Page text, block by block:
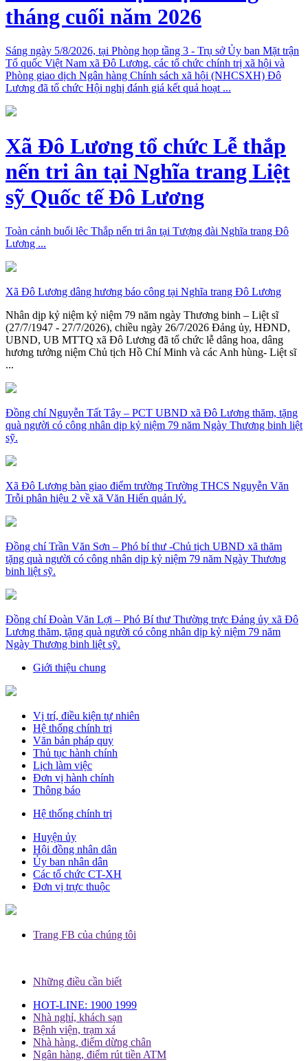
tháng cuối năm 2026
Sáng ngày 5/8/2026, tại Phòng họp tầng 3 - Trụ sở Ủy ban Mặt trận
Tổ quốc Việt Nam xã Đô Lương, các tổ chức chính trị xã hội và
Phòng giao dịch Ngân hàng Chính sách xã hội (NHCSXH) Đô
Lương đã tổ chức Hội nghị đánh giá kết quả hoạt ...
Xã Đô Lương tổ chức Lễ thắp
nến tri ân tại Nghĩa trang Liệt
sỹ Quốc tế Đô Lương
Toàn cảnh buổi lêc Thắp nến tri ân tại Tượng đài Nghĩa trang Đô
Lương ...
Xã Đô Lương dâng hương báo công tại Nghĩa trang Đô Lương
Nhân dịp kỷ niệm kỷ niệm 79 năm ngày Thương binh – Liệt sĩ
(27/7/1947 - 27/7/2026), chiều ngày 26/7/2026 Đảng ủy, HĐND,
UBND, UB MTTQ xã Đô Lương đã tổ chức lễ dâng hoa, dâng
hương tưởng niệm Chủ tịch Hồ Chí Minh và các Anh hùng- Liệt sĩ
...
Đồng chí Nguyễn Tất Tây – PCT UBND xã Đô Lương thăm, tặng
quà người có công nhân dịp kỷ niệm 79 năm Ngày Thương binh liệt
sỹ.
Xã Đô Lương bàn giao điểm trường Trường THCS Nguyễn Văn
Trỗi phân hiệu 2 về xã Văn Hiến quản lý.
Đồng chí Trần Văn Sơn – Phó bí thư -Chủ tịch UBND xã thăm
tặng quà người có công nhân dịp kỷ niệm 79 năm Ngày Thương
binh liệt sỹ.
Đồng chí Đoàn Văn Lợi – Phó Bí thư Thường trực Đảng ủy xã Đô
Lương thăm, tặng quà người có công nhân dịp kỷ niệm 79 năm
Ngày Thương binh liệt sỹ.
Giới thiệu chung
Vị trí, điều kiện tự nhiên
Hệ thống chính trị
Văn bản pháp quy
Thủ tục hành chính
Lịch làm việc
Đơn vị hành chính
Thông báo
Hệ thống chính trị
Huyện ủy
Hội đồng nhân dân
Ủy ban nhân dân
Các tổ chức CT-XH
Đơn vị trực thuộc
Trang FB của chúng tôi
Những điều cần biết
HOT-LINE: 1900 1999
Nhà nghỉ, khách sạn
Bệnh viện, trạm xá
Nhà hàng, điểm dừng chân
Ngân hàng, điểm rút tiền ATM